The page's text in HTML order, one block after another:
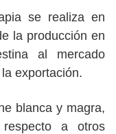
se realiza en
la producción en
al mercado
exportación.
blanca y magra,
a otros